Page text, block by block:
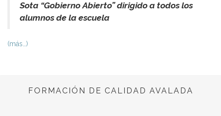
Sota “Gobierno Abierto” dirigido a todos los
alumnos de la escuela
(más…)
FORMACIÓN DE CALIDAD AVALADA